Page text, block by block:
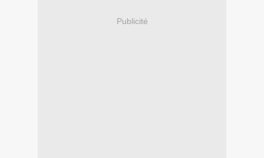
Publicité